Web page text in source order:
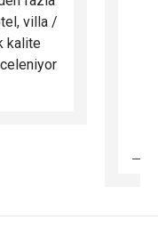
villa /
kalite